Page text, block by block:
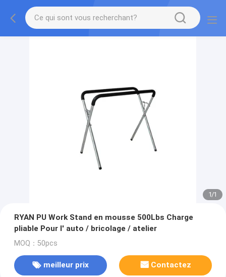
1/1
RYAN PU Work Stand en mousse 500Lbs Charge
pliable Pour l' auto / bricolage / atelier
MOQ：50pcs
meilleur prix Contactez